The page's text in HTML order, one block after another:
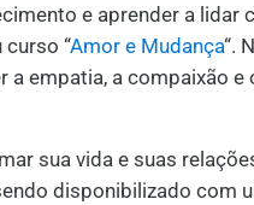
e aprender a lidar
“Amor e Mudança“.
empatia, a compaixão
sua vida e suas
disponibilizado com